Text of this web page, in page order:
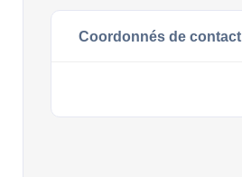
Coordonnés de contact